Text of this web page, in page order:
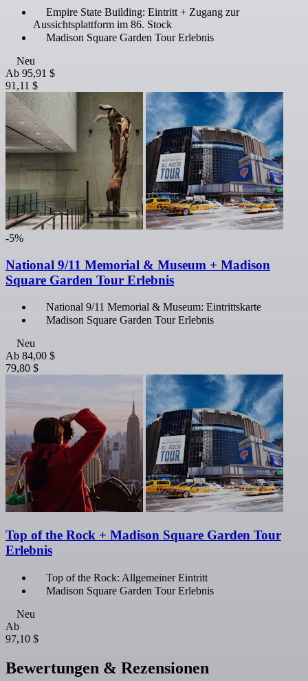
Empire State Building: Eintritt + Zugang zur
Aussichtsplattform im 86. Stock
Madison Square Garden Tour Erlebnis
Neu
Ab 95,91 $
91,11 $
-5%
National 9/11 Memorial & Museum + Madison
Square Garden Tour Erlebnis
National 9/11 Memorial & Museum: Eintrittskarte
Madison Square Garden Tour Erlebnis
Neu
Ab 84,00 $
79,80 $
Top of the Rock + Madison Square Garden Tour
Erlebnis
Top of the Rock: Allgemeiner Eintritt
Madison Square Garden Tour Erlebnis
Neu
Ab
97,10 $
Bewertungen & Rezensionen